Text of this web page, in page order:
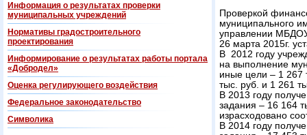
Информация о результатах проверки
муниципальных учреждений
Нормативы градостроительного
проектирования
Информирование о результатах работы портала
«Добродел»
Оценка регулирующего воздействия
Федеральнoe законодательство
Символика
Проверкой
муниципального
управлении
26 марта 2015г.
В 2012 году
на выполнение
иные цели – 1 267
тыс. руб. и 1 261
В 2013 году
задания – 16 164
израсходовано
В 2014 году